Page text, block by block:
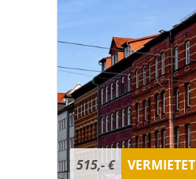
515,- € VERMIETET